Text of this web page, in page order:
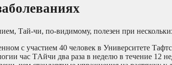
Tай-чи, по-видимому, полезен при
с участием 40 человек в Университете
час TАйчи два раза в неделю в течение 12